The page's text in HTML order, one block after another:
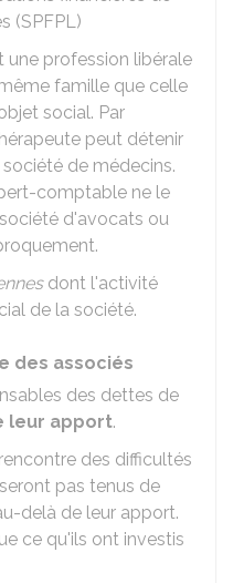
(SPFPL)
une profession libérale
famille que celle
social. Par
peut détenir
de médecins.
comptable ne le
d'avocats ou
dont l'activité
de la société.
des associés
des dettes de
leur apport.
des difficultés
pas tenus de
delà de leur apport.
ce qu'ils ont investis